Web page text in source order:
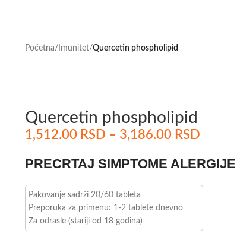
Početna/ Imunitet/Quercetin phospholipid
Quercetin phospholipid
1,512.00 RSD – 3,186.00 RSD
PRECRTAJ SIMPTOME ALERGIJE
Pakovanje sadrži 20/60 tableta
Preporuka za primenu: 1-2 tablete dnevno
Za odrasle (stariji od 18 godina)